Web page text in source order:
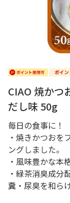
CIAO 焼かつ
だし味 50g
毎日の食事に！
・焼きかつおを
ングしました。
・風味豊かな本
・緑茶消臭成分
糞・尿臭を和ら